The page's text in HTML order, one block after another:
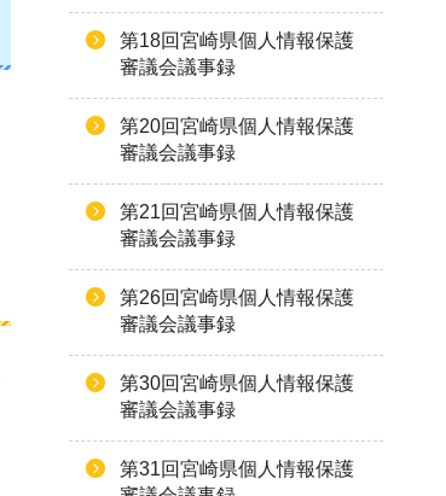
第18回宮崎県個人情報保護
審議会議事録
第20回宮崎県個人情報保護
審議会議事録
第21回宮崎県個人情報保護
審議会議事録
第26回宮崎県個人情報保護
審議会議事録
第30回宮崎県個人情報保護
審議会議事録
第31回宮崎県個人情報保護